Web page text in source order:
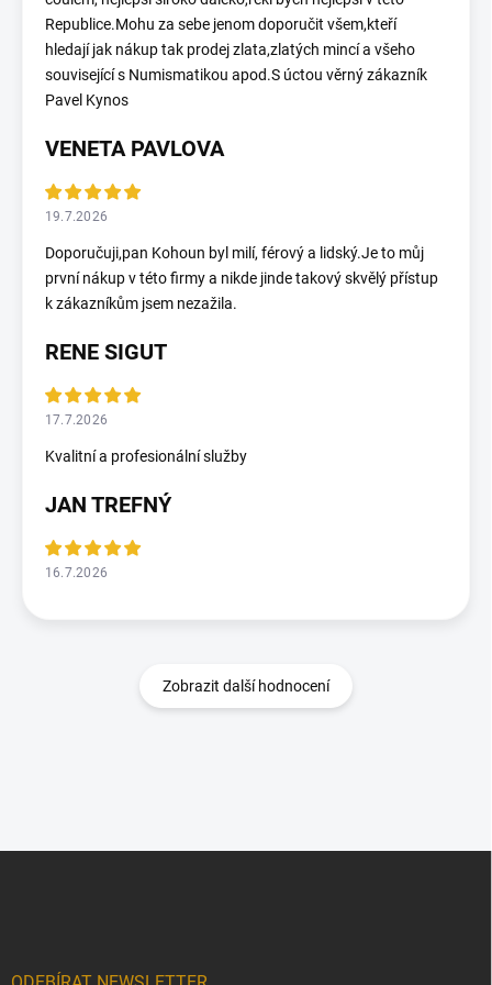
Republice.Mohu za sebe jenom doporučit všem,kteří
hledají jak nákup tak prodej zlata,zlatých mincí a všeho
související s Numismatikou apod.S úctou věrný zákazník
Pavel Kynos
VENETA PAVLOVA
19.7.2026
Doporučuji,pan Kohoun byl milí, férový a lidský.Je to můj
první nákup v této firmy a nikde jinde takový skvělý přístup
k zákazníkům jsem nezažila.
RENE SIGUT
17.7.2026
Kvalitní a profesionální služby
JAN TREFNÝ
16.7.2026
Zobrazit další hodnocení